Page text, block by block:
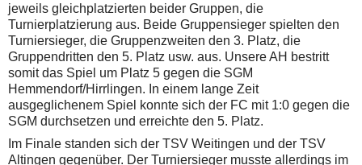
jeweils gleichplatzierten beider Gruppen, die
Turnierplatzierung aus. Beide Gruppensieger spielten den
Turniersieger, die Gruppenzweiten den 3. Platz, die
Gruppendritten den 5. Platz usw. aus. Unsere AH bestritt
somit das Spiel um Platz 5 gegen die SGM
Hemmendorf/Hirrlingen. In einem lange Zeit
ausgeglichenem Spiel konnte sich der FC mit 1:0 gegen die
SGM durchsetzen und erreichte den 5. Platz.
Im Finale standen sich der TSV Weitingen und der TSV
Altingen gegenüber. Der Turniersieger musste allerdings im